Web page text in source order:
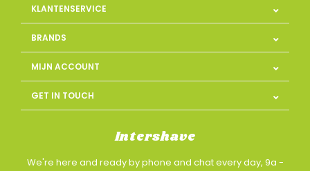
KLANTENSERVICE
BRANDS
MIJN ACCOUNT
GET IN TOUCH
Intershave
We're here and ready by phone and chat every day, 9a -